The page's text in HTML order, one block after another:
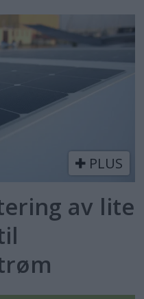
PLUS
av lite